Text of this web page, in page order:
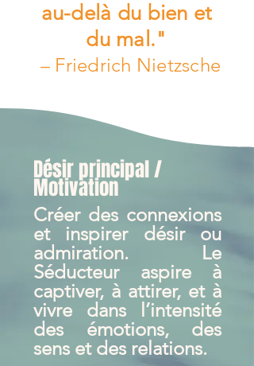
au-delà du bien et
du mal."
– Friedrich Nietzsche
Désir principal /
Motivation
Créer des connexions
et inspirer désir ou
admiration. Le
Séducteur aspire à
captiver, à attirer, et à
vivre dans l’intensité
des émotions, des
sens et des relations.